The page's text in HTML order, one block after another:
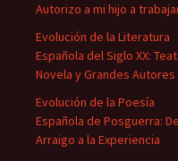
Autorizo a mi hijo a
Evolución de la Literatura
Española del Siglo XX:
Novela y Grandes Autores
Evolución de la Poesía
Española de Posguerra:
Arraigo a la Experiencia